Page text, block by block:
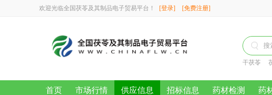
欢迎光临全国茯苓及其制品电子贸易平台！ [登录] [免费注册]

干茯苓
首页 市场行情 供应信息 招标信息 药材检测 药